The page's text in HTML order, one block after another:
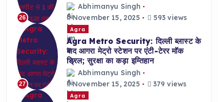
26
Abhimanyu Singh
November 15, 2025
593 views
27
Agra
Agra Metro Security: दिल्ली ब्लास्ट के
बाद आगरा मेट्रो स्टेशन पर एंटी-टेरर मॉक
ड्रिल; सुरक्षा का कड़ा इम्तिहान
Abhimanyu Singh
November 15, 2025
379 views
Agra